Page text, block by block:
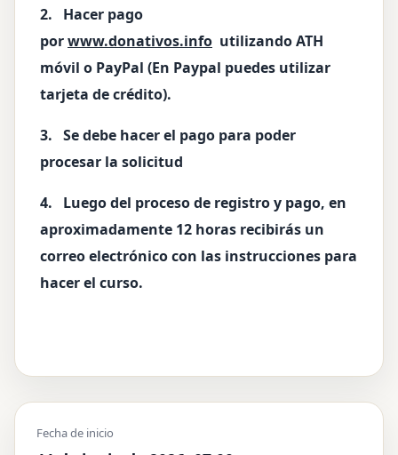
2. Hacer pago
porwww.donativos.info utilizando ATH
móvil o PayPal (En Paypal puedes utilizar
tarjeta de crédito).
3. Se debe hacer el pago para poder
procesar la solicitud
4. Luego del proceso de registro y pago, en
aproximadamente 12 horas recibirás un
correo electrónico con las instrucciones para
hacer el curso.
Fecha de inicio